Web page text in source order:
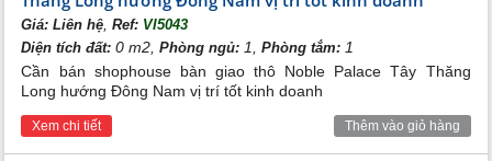
Giá:Liên hệ ,Ref: VI5043
Diện tích đất: 0 m2,Phòng ngủ: 1,Phòng tắm: 1
Cần bán shophouse bàn giao thô Noble Palace Tây Thăng
Long hướng Đông Nam vị trí tốt kinh doanh
Xem chi tiết Thêm vào giỏ hàng